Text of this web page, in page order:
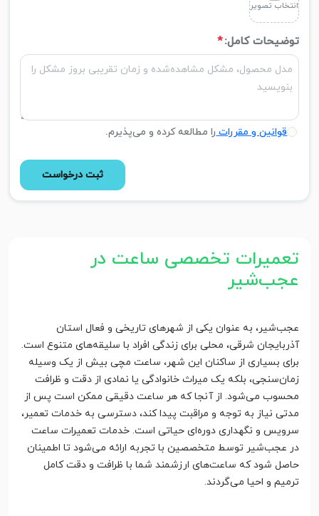
انتخاب تصویر
توضیحات کامل:*
قوانین و مقرراترا مطالعه کرده و می‌پذیرم.
ثبت درخواست
تعمیرات تخصصی ساعت در
عجب‌شیر
عجب‌شیر، به عنوان یکی از شهرهای تاریخی و فعال استان
آذربایجان شرقی، محلی برای زندگی افراد با سلیقه‌های متنوع است.
برای بسیاری از ساکنان این شهر، ساعت مچی بیش از یک وسیله
زمان‌سنجی، بلکه یک میراث خانوادگی یا نمادی از دقت و ظرافت
محسوب می‌شود. از آنجا که هر ساعت دقیقی ممکن است پس از
مدتی نیاز به توجه و مراقبت پیدا کند، دسترسی به خدمات تعمیر،
سرویس و نگهداری دوره‌ای حیاتی است. خدمات تعمیرات ساعت
در عجب‌شیر توسط متخصصین با تجربه ارائه می‌شود تا اطمینان
حاصل شود که ساعت‌های ارزشمند شما با ظرافت و دقت کامل
ترمیم و احیا می‌گردند.